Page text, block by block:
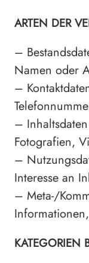
ARTEN DER
–
Namen oder
–
–
Fotografien,
–
Interesse an
– Meta-/
KATEGORIEN